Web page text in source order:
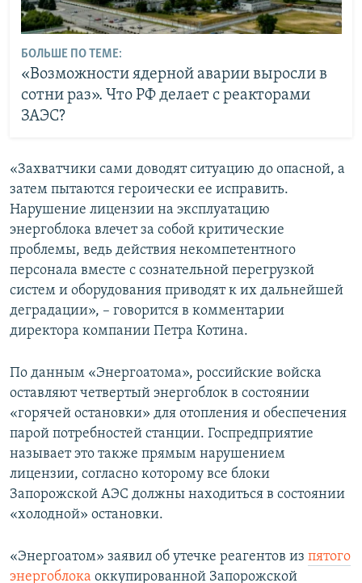
БОЛЬШЕ ПО ТЕМЕ:
«Возможности ядерной аварии выросли в
сотни раз». Что РФ делает с реакторами
ЗАЭС?
«Захватчики сами доводят ситуацию до опасной, а
затем пытаются героически ее исправить.
Нарушение лицензии на эксплуатацию
энергоблока влечет за собой критические
проблемы, ведь действия некомпетентного
персонала вместе с сознательной перегрузкой
систем и оборудования приводят к их дальнейшей
деградации», – говорится в комментарии
директора компании Петра Котина.
По данным «Энергоатома», российские войска
оставляют четвертый энергоблок в состоянии
«горячей остановки» для отопления и обеспечения
парой потребностей станции. Госпредприятие
называет это также прямым нарушением
лицензии, согласно которому все блоки
Запорожской АЭС должны находиться в состоянии
«холодной» остановки.
«Энергоатом» заявил об утечке реагентов из пятого
энергоблока оккупированной Запорожской